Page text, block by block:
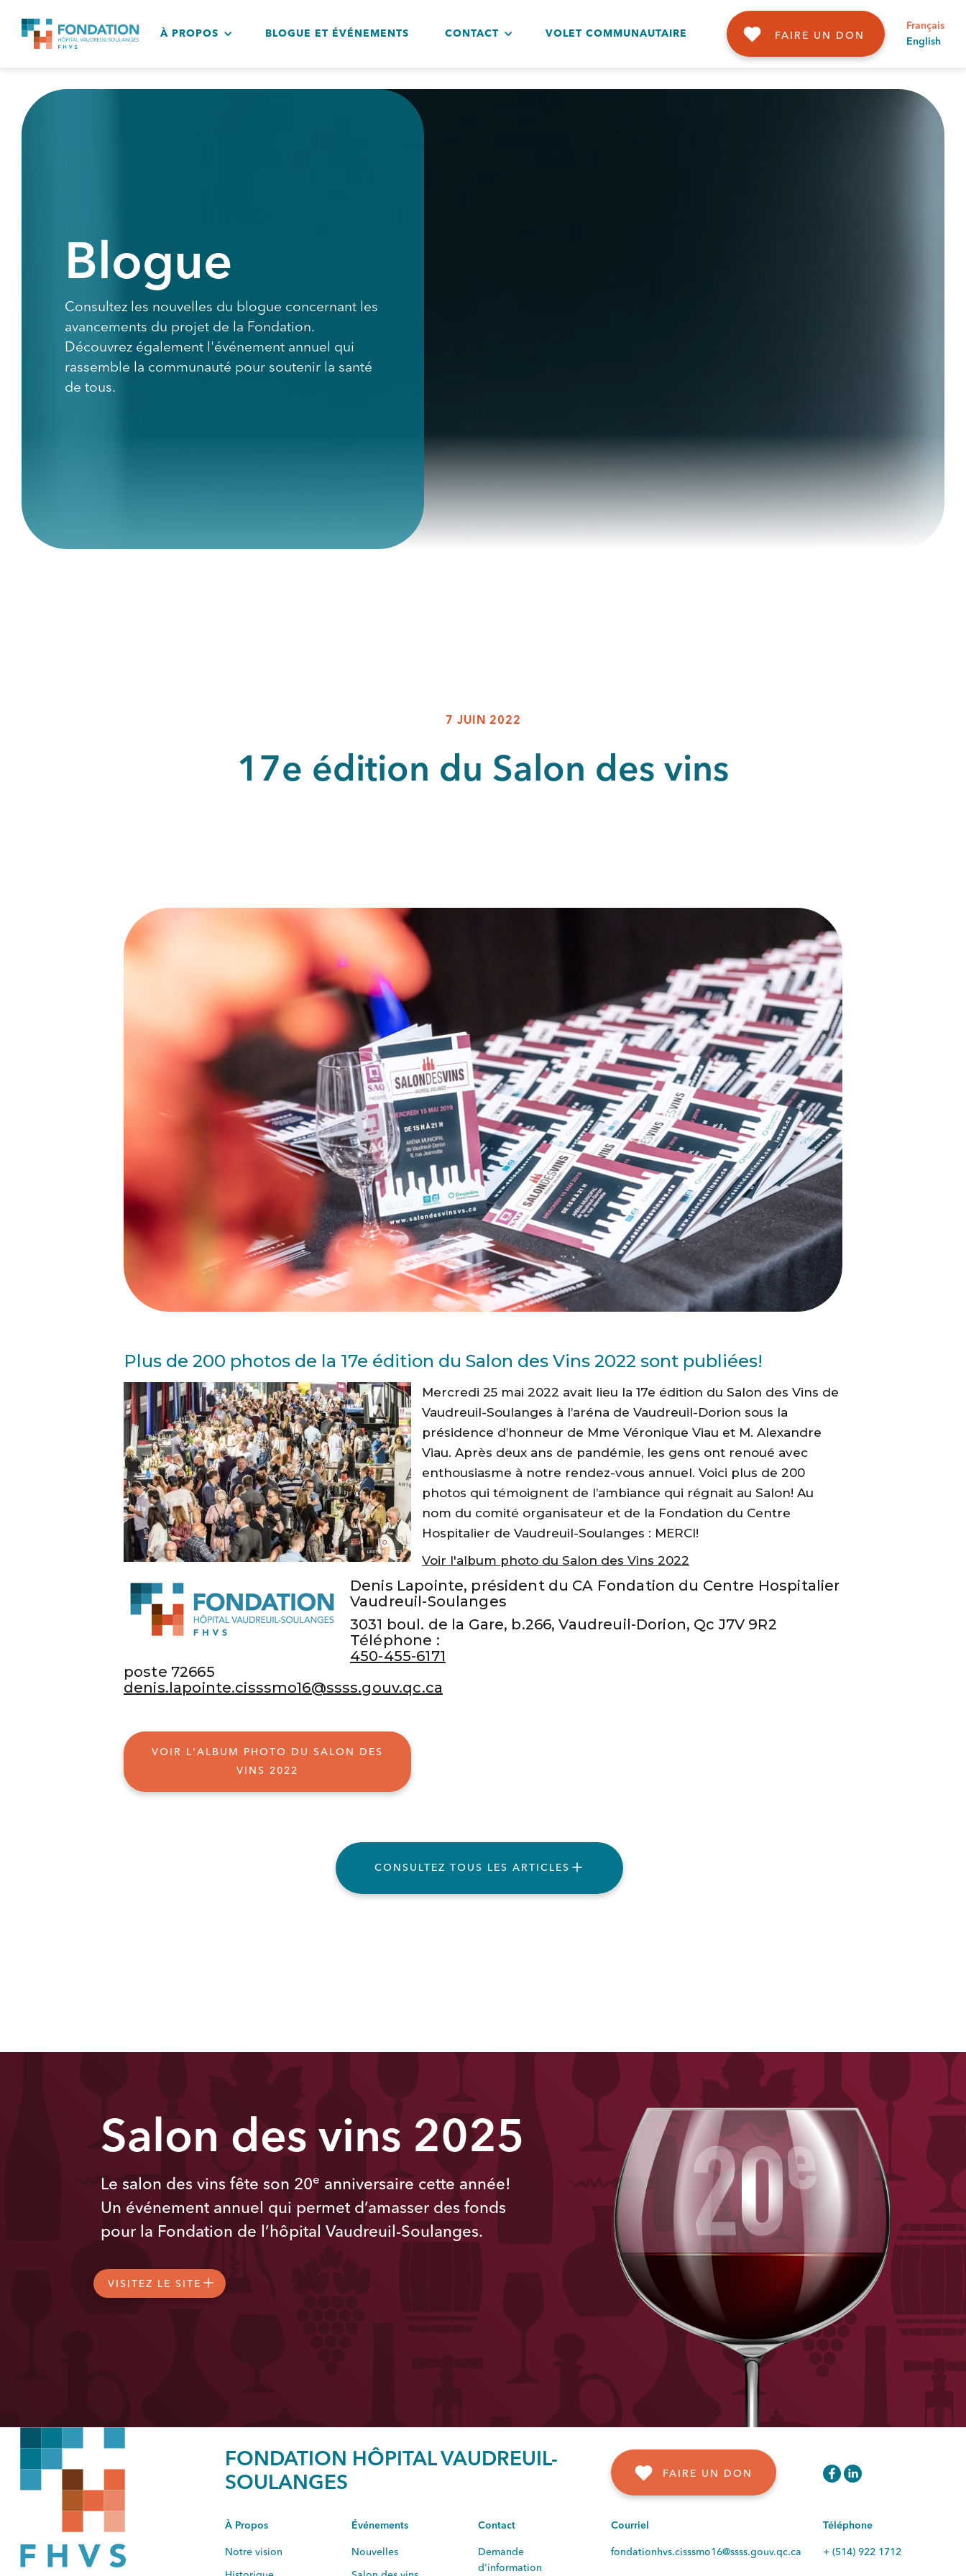
À PROPOS BLOGUE ET ÉVÉNEMENTS CONTACT VOLET COMMUNAUTAIRE FAIRE UN DON
Français
English
Blogue
Consultez les nouvelles du blogue concernant les
avancements du projet de la Fondation.
Découvrez également l'événement annuel qui
rassemble la communauté pour soutenir la santé
de tous.
7 JUIN 2022
17e édition du Salon des vins
Plus de 200 photos de la 17e édition du Salon des Vins 2022 sont publiées!
Mercredi 25 mai 2022 avait lieu la 17e édition du Salon des Vins de
Vaudreuil-Soulanges à l’aréna de Vaudreuil-Dorion sous la
présidence d’honneur de Mme Véronique Viau et M. Alexandre
Viau. Après deux ans de pandémie, les gens ont renoué avec
enthousiasme à notre rendez-vous annuel. Voici plus de 200
photos qui témoignent de l’ambiance qui régnait au Salon! Au
nom du comité organisateur et de la Fondation du Centre
Hospitalier de Vaudreuil-Soulanges : MERCI!
Voir l'album photo du Salon des Vins 2022
Denis Lapointe, président du CA Fondation du Centre Hospitalier
Vaudreuil-Soulanges
3031 boul. de la Gare, b.266, Vaudreuil-Dorion, Qc J7V 9R2
Téléphone :
450-455-6171
poste 72665
denis.lapointe.cisssmo16@ssss.gouv.qc.ca
VOIR L'ALBUM PHOTO DU SALON DES
VINS 2022
CONSULTEZ TOUS LES ARTICLES
Salon des vins 2025
Le salon des vins fête son 20e anniversaire cette année!
Un événement annuel qui permet d’amasser des fonds
pour la Fondation de l’hôpital Vaudreuil-Soulanges.
VISITEZ LE SITE
FONDATION HÔPITAL VAUDREUIL-
SOULANGES
FAIRE UN DON
À Propos
Notre vision
Événements
Nouvelles
Contact
Demande
d'information
Courriel
fondationhvs.cisssmo16@ssss.gouv.qc.ca
Téléphone
+ (514) 922 1712